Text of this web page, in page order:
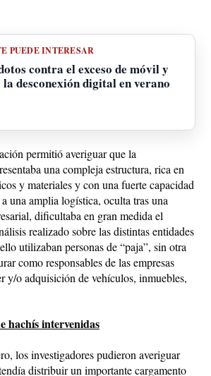
PUEDE INTERESAR
contra el exceso de móvil y
desconexión digital en verano
permitió averiguar que la
una compleja estructura, rica en
y materiales y con una fuerte capacidad
una amplia logística, oculta tras una
dificultaba en gran medida el
realizado sobre las distintas entidades
utilizaban personas de “paja”, sin otra
como responsables de las empresas
y/o adquisición de vehículos, inmuebles,
hachís intervenidas
los investigadores pudieron averiguar
distribuir un importante cargamento